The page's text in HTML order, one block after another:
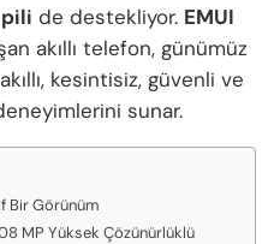
de destekliyor. EMUI
akıllı telefon, günümüz
akıllı, kesintisiz, güvenli ve
sunar.
Bir Görünüm
MP Yüksek Çözünürlüklü